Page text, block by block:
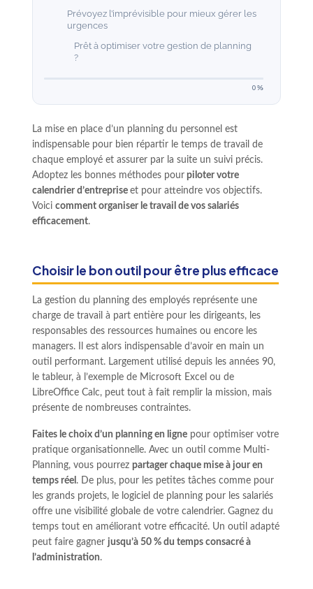
Prévoyez l’imprévisible pour mieux gérer les
urgences
Prêt à optimiser votre gestion de planning
?
0%
La mise en place d’un planning du personnel est
indispensable pour bien répartir le temps de travail de
chaque employé et assurer par la suite un suivi précis.
Adoptez les bonnes méthodes pour piloter votre
calendrier d’entreprise et pour atteindre vos objectifs.
Voici comment organiser le travail de vos salariés
efficacement.
Choisir le bon outil pour être plus efficace
La gestion du planning des employés représente une
charge de travail à part entière pour les dirigeants, les
responsables des ressources humaines ou encore les
managers. Il est alors indispensable d’avoir en main un
outil performant. Largement utilisé depuis les années 90,
le tableur, à l’exemple de Microsoft Excel ou de
LibreOffice Calc, peut tout à fait remplir la mission, mais
présente de nombreuses contraintes.
Faites le choix d’un planning en ligne pour optimiser votre
pratique organisationnelle. Avec un outil comme Multi-
Planning, vous pourrez partager chaque mise à jour en
temps réel . De plus, pour les petites tâches comme pour
les grands projets, le logiciel de planning pour les salariés
offre une visibilité globale de votre calendrier. Gagnez du
temps tout en améliorant votre efficacité. Un outil adapté
peut faire gagner jusqu’à 50 % du temps consacré à
l’administration.